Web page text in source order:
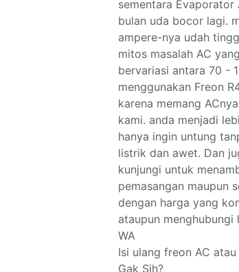
Isi ulang freon AC
Gak Sih?